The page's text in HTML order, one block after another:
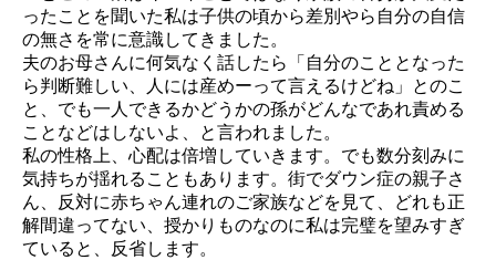
ったことを聞いた私は子供の頃から差別やら自分の自信
の無さを常に意識してきました。
夫のお母さんに何気なく話したら「自分のこととなった
ら判断難しい、人には産めーって言えるけどね」とのこ
と、でも一人できるかどうかの孫がどんなであれ責める
ことなどはしないよ、と言われました。
私の性格上、心配は倍増していきます。でも数分刻みに
気持ちが揺れることもあります。街でダウン症の親子さ
ん、反対に赤ちゃん連れのご家族などを見て、どれも正
解間違ってない、授かりものなのに私は完璧を望みすぎ
ていると、反省します。